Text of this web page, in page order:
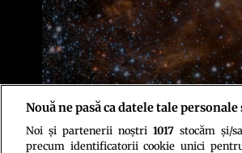
Foto: Shutterstock
Nouă ne pasă ca datele tale
Noi și partenerii noștri 1017stocăm și/
precum identificatorii cookie unici